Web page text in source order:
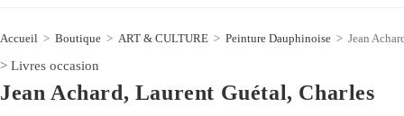
Accueil > Boutique > ART & CULTURE > Peinture Dauphinoise > Jean
> Livres occasion
Jean Achard, Laurent Guétal, Charles